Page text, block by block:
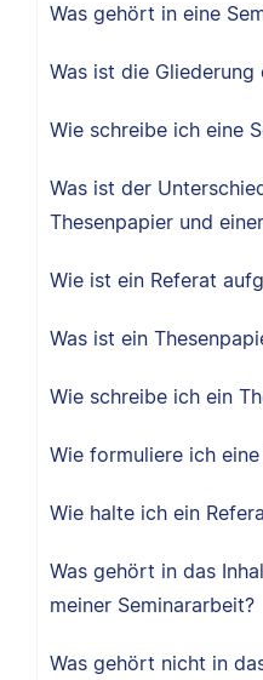
Was gehört in eine
Was ist die Gliederung
Wie schreibe ich eine
Was ist der
Thesenpapier und
Wie ist ein Referat
Was ist ein
Wie schreibe ich ein
Wie formuliere ich eine
Wie halte ich ein
Was gehört in das
meiner Seminararbeit?
Was gehört nicht in